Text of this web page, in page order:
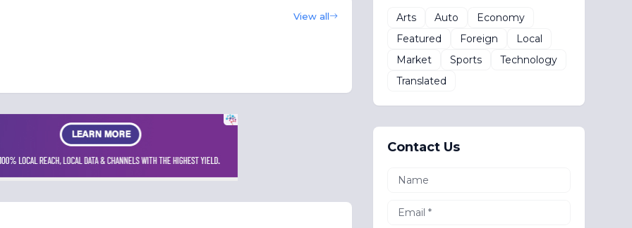
View all Arts Auto
Economy
Featured
Foreign
Local
Market
Sports
Technology
Translated
Contact Us